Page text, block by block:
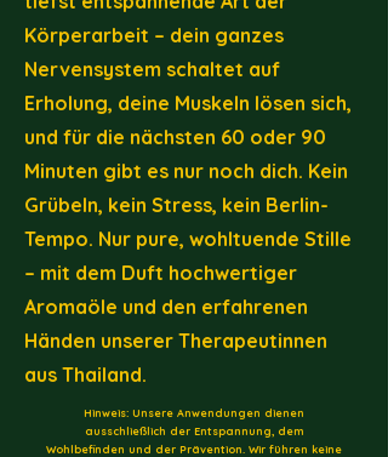
Körperarbeit – dein ganzes
Nervensystem schaltet auf
Erholung, deine Muskeln lösen sich,
und für die nächsten 60 oder 90
Minuten gibt es nur noch dich. Kein
Grübeln, kein Stress, kein Berlin-
Tempo. Nur pure, wohltuende Stille
– mit dem Duft hochwertiger
Aromaöle und den erfahrenen
Händen unserer Therapeutinnen
aus Thailand.
Hinweis: Unsere Anwendungen dienen
ausschließlich der Entspannung, dem
Wohlbefinden und der Prävention. Wir führen keine